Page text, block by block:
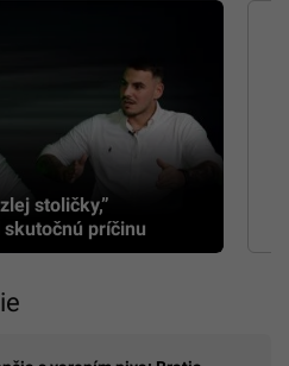
stoličky,”
príčinu